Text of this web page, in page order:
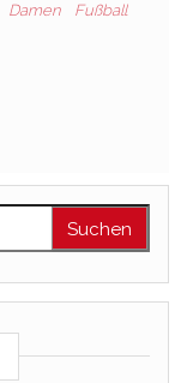
Damen
Fußball